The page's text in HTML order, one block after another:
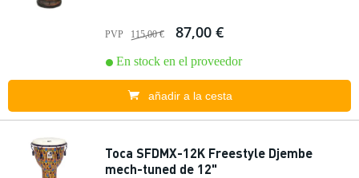
PVP 115,00 € 87,00 €
En stock en el proveedor
añadir a la cesta
Toca SFDMX-12K Freestyle Djembe
mech-tuned de 12"